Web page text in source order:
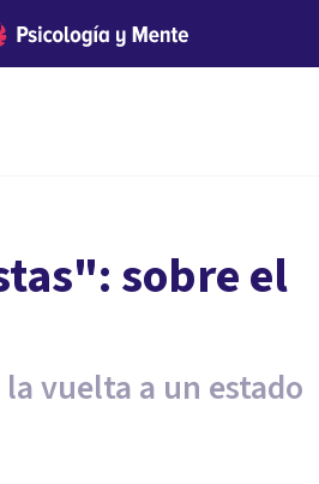
sobre el
vuelta a un estado